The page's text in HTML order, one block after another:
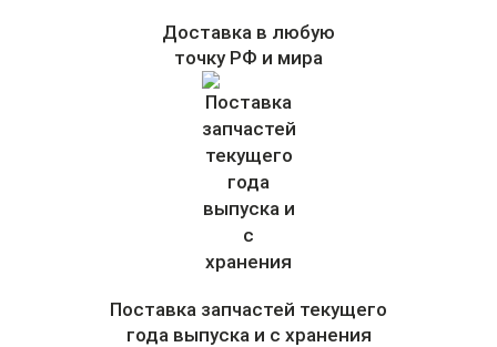
Доставка в любую
точку РФ и мира
Поставка запчастей текущего
года выпуска и с хранения